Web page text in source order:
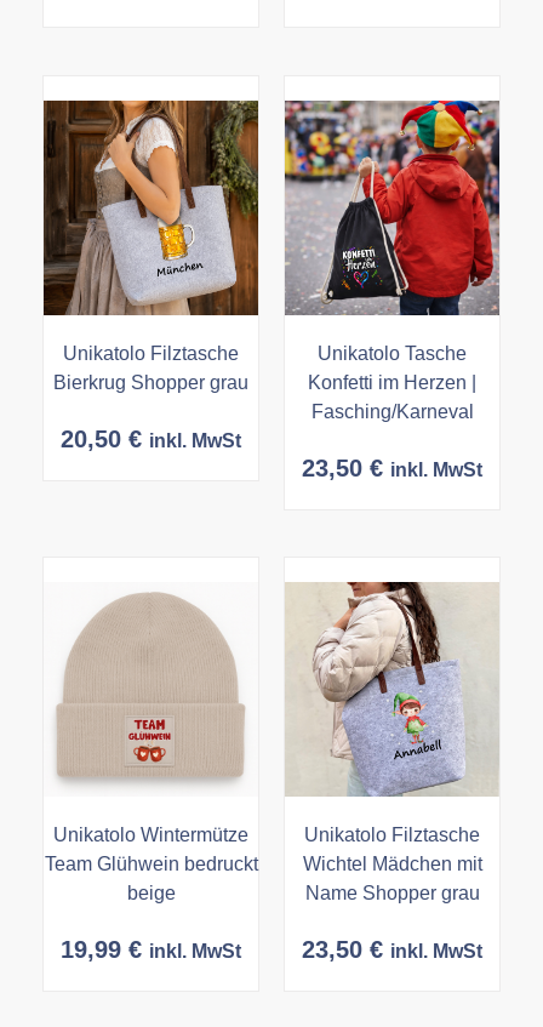
Unikatolo Filztasche
Bierkrug Shopper grau
20,50 € inkl. MwSt
Unikatolo Tasche
Konfetti im Herzen |
Fasching/Karneval
23,50 € inkl. MwSt
Unikatolo Wintermütze
Team Glühwein bedruckt
beige
19,99 € inkl. MwSt
Unikatolo Filztasche
Wichtel Mädchen mit
Name Shopper grau
23,50 € inkl. MwSt